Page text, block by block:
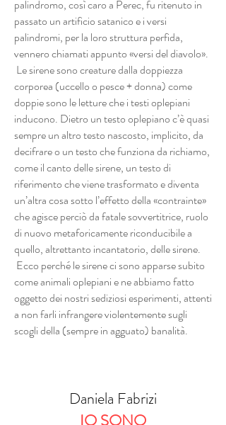
palindromo, così caro a Perec, fu ritenuto in
passato un artificio satanico e i versi
palindromi, per la loro struttura perfida,
vennero chiamati appunto «versi del diavolo».
Le sirene sono creature dalla doppiezza
corporea (uccello o pesce + donna) come
doppie sono le letture che i testi oplepiani
inducono. Dietro un testo oplepiano c’è quasi
sempre un altro testo nascosto, implicito, da
decifrare o un testo che funziona da richiamo,
come il canto delle sirene, un testo di
riferimento che viene trasformato e diventa
un’altra cosa sotto l’effetto della «contrainte»
che agisce perciò da fatale sovvertitrice, ruolo
di nuovo metaforicamente riconducibile a
quello, altrettanto incantatorio, delle sirene.
Ecco perché le sirene ci sono apparse subito
come animali oplepiani e ne abbiamo fatto
oggetto dei nostri sediziosi esperimenti, attenti
a non farli infrangere violentemente sugli
scogli della (sempre in agguato) banalità.
Daniela Fabrizi
IO SONO